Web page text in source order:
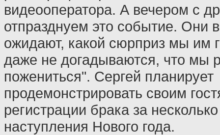
видеооператора. А вечером с
отпразднуем это событие. Они
ожидают, какой сюрприз мы им
даже не догадываются, что мы
пожениться". Сергей планирует
продемонстрировать своим
регистрации брака за
наступления Нового года.